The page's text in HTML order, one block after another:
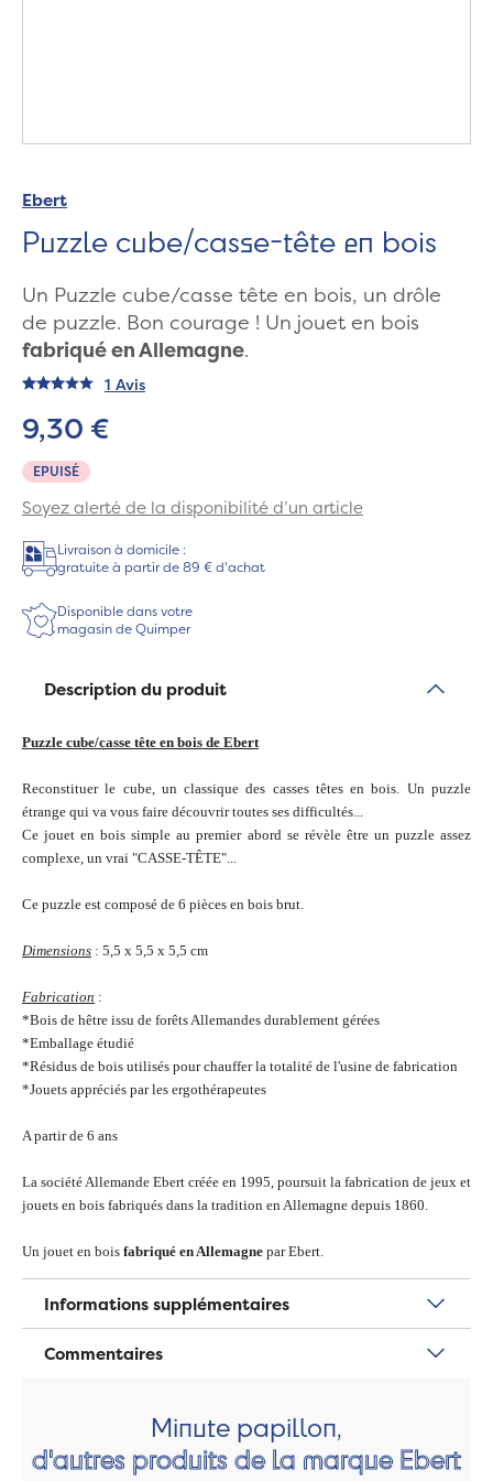
Ebert
Puzzle cube/casse-tête en bois
Un Puzzle cube/casse tête en bois, un drôle
de puzzle. Bon courage ! Un jouet en bois
fabriqué en Allemagne.
1 Avis
EPUISÉ
9,30 €
Soyez alerté de la disponibilité d’un article
Livraison à domicile :
gratuite à partir de 89 € d'achat
Disponible dans votre
magasin de Quimper
Description du produit
Puzzle cube/casse tête en bois de Ebert
Reconstituer le cube, un classique des casses têtes en bois. Un puzzle
étrange qui va vous faire découvrir toutes ses difficultés...
Ce jouet en bois simple au premier abord se révèle être un puzzle assez
complexe, un vrai "CASSE-TÊTE"...
Ce puzzle est composé de 6 pièces en bois brut.
Dimensions : 5,5 x 5,5 x 5,5 cm
Fabrication :
*Bois de hêtre issu de forêts Allemandes durablement gérées
*Emballage étudié
*Résidus de bois utilisés pour chauffer la totalité de l'usine de fabrication
*Jouets appréciés par les ergothérapeutes
A partir de 6 ans
La société Allemande Ebert créée en 1995, poursuit la fabrication de jeux et
jouets en bois fabriqués dans la tradition en Allemagne depuis 1860.
Un jouet en bois fabriqué en Allemagne par Ebert.
Informations supplémentaires
Commentaires
Minute papillon,
d'autres produits de la marque Ebert